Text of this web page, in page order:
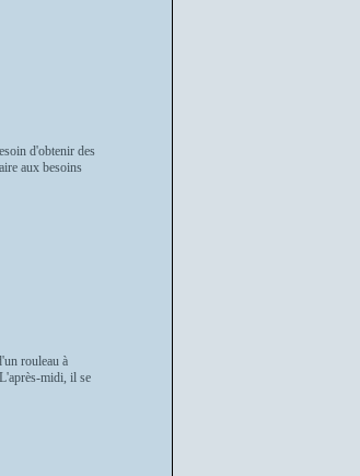
d'obtenir des
aux besoins
rouleau à
midi, il se